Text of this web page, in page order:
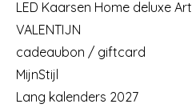
LED Kaarsen Home deluxe Art
VALENTIJN
cadeaubon / giftcard
MijnStijl
Lang kalenders 2027